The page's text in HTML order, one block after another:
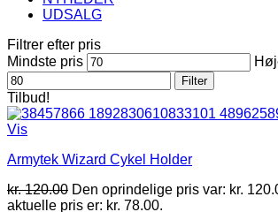
UDSALG
Filtrer efter pris
Mindste pris
Filter
Tilbud!
Vis
Armytek Wizard Cykel Holder
kr.120.00 Den oprindelige pris var: kr.
aktuelle pris er: kr. 78.00.